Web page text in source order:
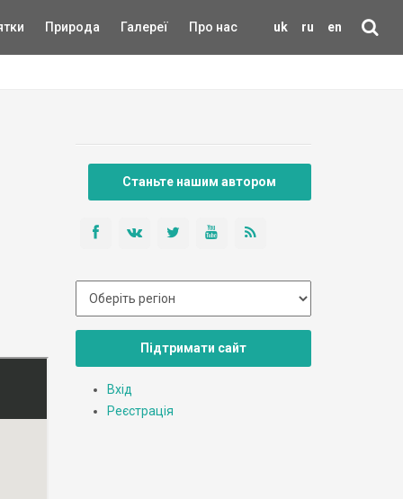
uk ru en
Природа Галереї Про нас
Станьте нашим автором
Підтримати сайт
Вхід
Реєстрація